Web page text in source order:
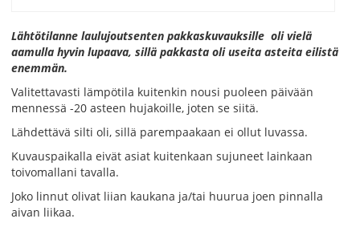
Lähtötilanne laulujoutsenten pakkaskuvauksille oli vielä
aamulla hyvin lupaava, sillä pakkasta oli useita asteita eilistä
enemmän.
Valitettavasti lämpötila kuitenkin nousi puoleen päivään
mennessä -20 asteen hujakoille, joten se siitä.
Lähdettävä silti oli, sillä parempaakaan ei ollut luvassa.
Kuvauspaikalla eivät asiat kuitenkaan sujuneet lainkaan
toivomallani tavalla.
Joko linnut olivat liian kaukana ja/tai huurua joen pinnalla
aivan liikaa.